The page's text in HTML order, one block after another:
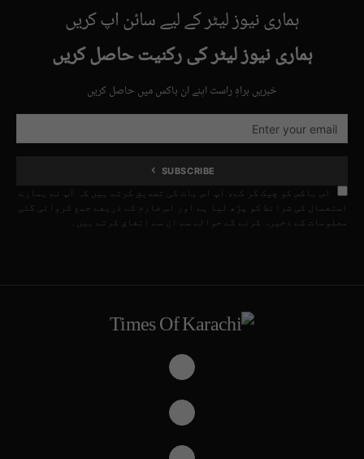
ہماری نیوز لیٹر کے لیے سائن اپ کریں
ہماری نیوز لیٹر کی رکنیت حاصل کریں
خبریں براہِ راست اپنے ان باکس میں حاصل کریں
SUBSCRIBE
اس باکس کو چیک کر کے، آپ اس بات کی تصدیق کرتے ہیں کہ آپ نے ہمارے
استعمال کی شرائط کو پڑھ لیا ہے اور اس فارم کے ذریعے جمع کروائی گئی
معلومات کے ذخیرہ کرنے کے حوالے سے ان سے اتفاق کرتے ہیں۔